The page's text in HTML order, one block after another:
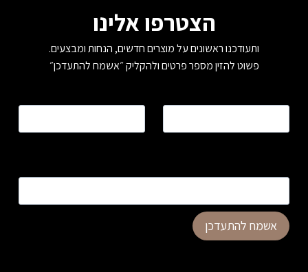
הצטרפו אלינו
ותעודכנו ראשונים על מוצרים חדשים, הנחות ומבצעים.
פשוט להזין מספר פרטים ולהקליק ״אשמח להתעדכן״
אשמח להתעדכן